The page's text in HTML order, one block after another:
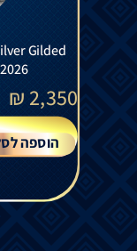
Gilded
2,350
₪
הוספה